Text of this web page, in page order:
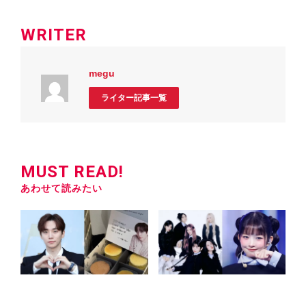
WRITER
megu
ライター記事一覧
MUST READ!
あわせて読みたい